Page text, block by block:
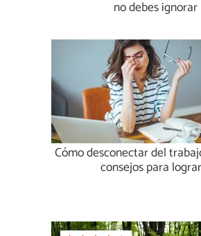
no debes ignorar
Cómo desconectar del
consejos para